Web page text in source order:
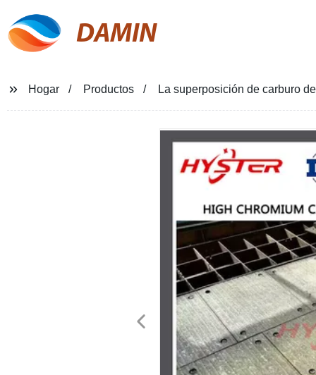
DAMIN
Hogar Productos La superposición de carburo